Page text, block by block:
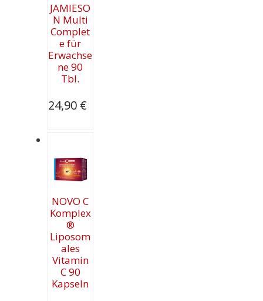
JAMIESO
N Multi
Complet
e für
Erwachse
ne 90
Tbl.
24,90 €
NOVO C
Komplex
®
Liposom
ales
Vitamin
C 90
Kapseln